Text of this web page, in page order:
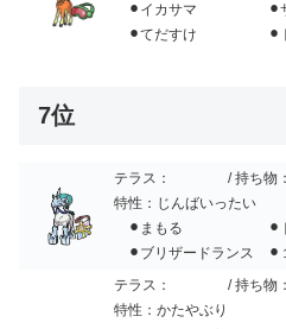
⚫︎イカサマ ⚫︎サ
⚫︎てだすけ ⚫︎ト
7位
テラス：
/ 持ち物
特性：じんばいったい
⚫︎まもる ⚫︎トリ
⚫︎ブリザードランス ⚫︎
テラス：
/ 持ち物
特性：かたやぶり